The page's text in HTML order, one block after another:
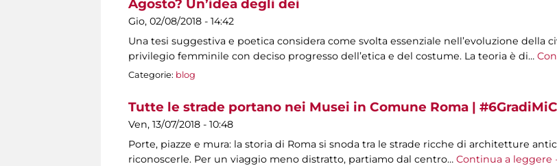
Agosto? Un’idea degli dei
Gio, 02/08/2018 - 14:42
Una tesi suggestiva e poetica considera come svolta essenziale nell’evoluzione
privilegio femminile con deciso progresso dell’etica e del costume. La teoria è di…
Categorie: blog
Tutte le strade portano nei Musei in Comune Roma | #6GradiMiC
Ven, 13/07/2018 - 10:48
Porte, piazze e mura: la storia di Roma si snoda tra le strade ricche di architetture
riconoscerle. Per un viaggio meno distratto, partiamo dal centro… Continua a leggere